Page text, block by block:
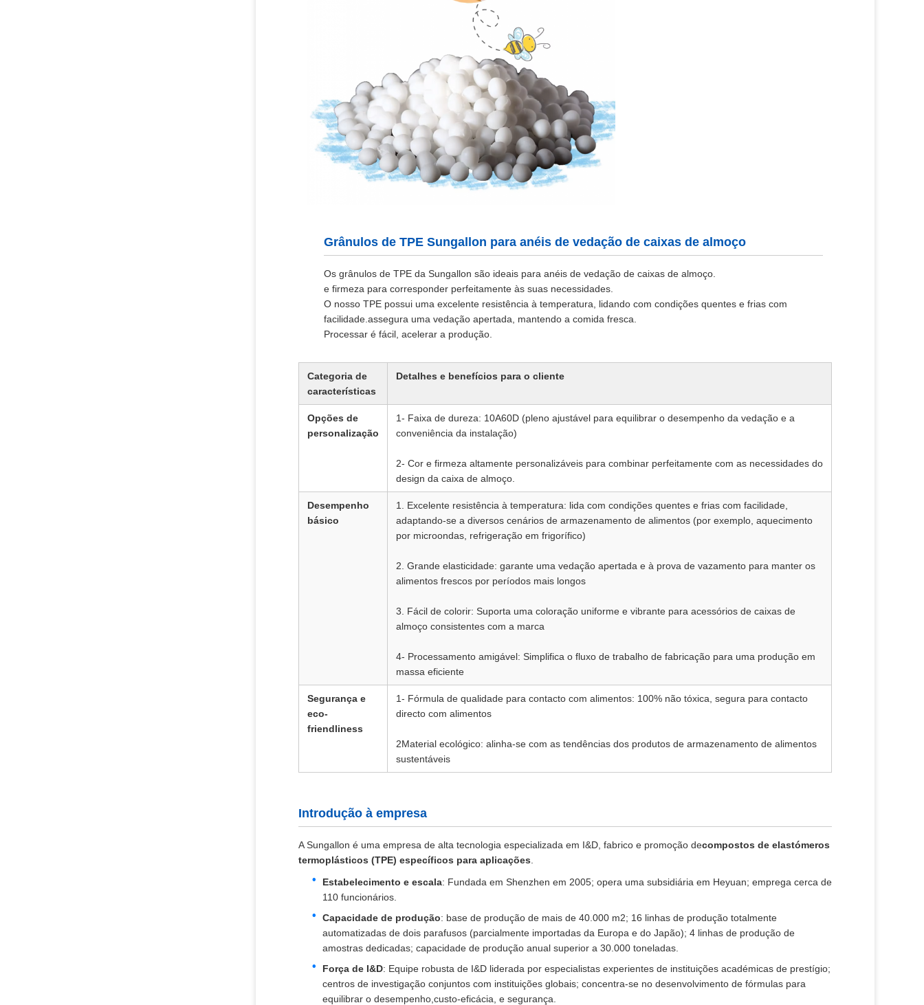
Grânulos de TPE Sungallon para anéis de vedação de caixas de almoço
Os grânulos de TPE da Sungallon são ideais para anéis de vedação de caixas de almoço.
e firmeza para corresponder perfeitamente às suas necessidades.
O nosso TPE possui uma excelente resistência à temperatura, lidando com condições quentes e frias com
facilidade.assegura uma vedação apertada, mantendo a comida fresca.
Processar é fácil, acelerar a produção.
Categoria de
características
Detalhes e benefícios para o cliente
Opções de
personalização
1- Faixa de dureza: 10A60D (pleno ajustável para equilibrar o desempenho da vedação e a
conveniência da instalação)
2- Cor e firmeza altamente personalizáveis para combinar perfeitamente com as necessidades do
design da caixa de almoço.
Desempenho
básico
1. Excelente resistência à temperatura: lida com condições quentes e frias com facilidade,
adaptando-se a diversos cenários de armazenamento de alimentos (por exemplo, aquecimento
por microondas, refrigeração em frigorífico)
2. Grande elasticidade: garante uma vedação apertada e à prova de vazamento para manter os
alimentos frescos por períodos mais longos
3. Fácil de colorir: Suporta uma coloração uniforme e vibrante para acessórios de caixas de
almoço consistentes com a marca
4- Processamento amigável: Simplifica o fluxo de trabalho de fabricação para uma produção em
massa eficiente
Segurança e
eco-
friendliness
1- Fórmula de qualidade para contacto com alimentos: 100% não tóxica, segura para contacto
directo com alimentos
2Material ecológico: alinha-se com as tendências dos produtos de armazenamento de alimentos
sustentáveis
Introdução à empresa
A Sungallon é uma empresa de alta tecnologia especializada em I&D, fabrico e promoção decompostos de elastómeros
termoplásticos (TPE) específicos para aplicações
Estabelecimento e escala: Fundada em Shenzhen em 2005; opera uma subsidiária em Heyuan; emprega cerca de
110 funcionários.
Capacidade de produção: base de produção de mais de 40.000 m2; 16 linhas de produção totalmente
automatizadas de dois parafusos (parcialmente importadas da Europa e do Japão); 4 linhas de produção de
amostras dedicadas; capacidade de produção anual superior a 30.000 toneladas.
Força de I&D: Equipe robusta de I&D liderada por especialistas experientes de instituições académicas de prestígio;
centros de investigação conjuntos com instituições globais; concentra-se no desenvolvimento de fórmulas para
equilibrar o desempenho,custo-eficácia, e segurança.